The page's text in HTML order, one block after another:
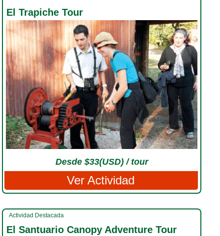
El Trapiche Tour
Desde $33(USD) / tour
Ver Actividad
Actividad Destacada
El Santuario Canopy Adventure Tour